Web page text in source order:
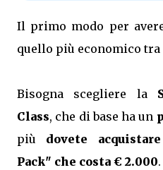
Il primo modo per
quello più economico tra
Bisogna scegliere la
Class, che di base ha un
più dovete
Pack" che costa € 2.000.